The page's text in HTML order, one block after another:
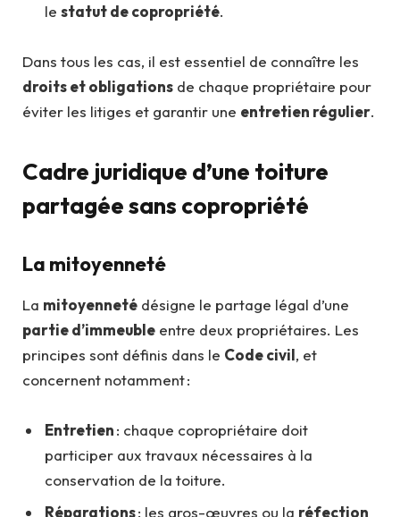
le statut de copropriété.
Dans tous les cas, il est essentiel de connaître les
droits et obligations de chaque propriétaire pour
éviter les litiges et garantir une entretien régulier.
Cadre juridique d’une toiture
partagée sans copropriété
La mitoyenneté
La mitoyenneté désigne le partage légal d’une
partie d’immeuble entre deux propriétaires. Les
principes sont définis dans le Code civil, et
concernent notamment :
Entretien: chaque copropriétaire doit
participer aux travaux nécessaires à la
conservation de la toiture.
Réparations: les gros-œuvres ou la réfection